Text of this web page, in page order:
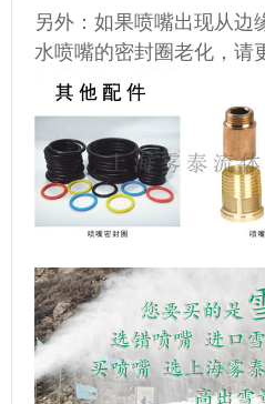
另外：如果喷嘴出现从边
水喷嘴的密封圈老化，请